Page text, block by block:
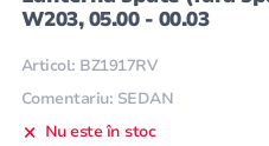
W203, 05.00 - 00.03
Articol: BZ1917RV
Comentariu: SEDAN
Nu este în stoc